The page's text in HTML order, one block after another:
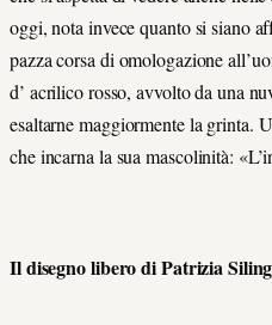
oggi, nota invece quanto si siano
pazza corsa di omologazione
d’ acrilico rosso, avvolto da una
esaltarne maggiormente la grinta.
che incarna la sua mascolinità:
Il disegno libero di Patrizia